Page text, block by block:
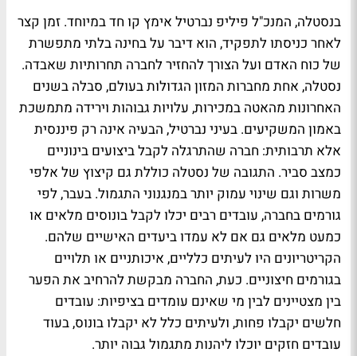
בנסטלה, המנכ"ל פיליפ נברטיל אימץ קו חד במיוחד. זמן קצר
לאחר כניסתו לתפקיד, הוא דיבר על בחינה בלתי מתפשרת
של כוח האדם ועל הצורך להחזיר לחברה תחרותיות שאבדה.
נסטלה, אחת מחברות המזון הגדולות בעולם, סבלה בשנים
האחרונות מהאטה במכירות, עלויות גבוהות וירידה מתמשכת
באמון המשקיעים. בעיני נברטיל, הבעיה אינה רק פיננסית
אלא תרבותית: חברה שהתרגלה לקבל ביצועים בינוניים
כמצב סביר. התגובה של נסטלה כוללת גם קיצוץ של אלפי
משרות וגם שינוי עמוק יותר במנגנוני התגמול. בעבר, לפי
גורמים בחברה, עובדים רבים יכלו לקבל בונוסים מלאים או
כמעט מלאים גם אם לא עמדו ביעדים האישיים שלהם.
הקריטריונים היו לעיתים כלליים, איכותניים או תלויים
בגורמים חיצוניים. כעת, החברה מבקשת להרחיב את הפער
בין מצטיינים לבין מי שאינם עומדים בציפיות: עובדים
חלשים יקבלו פחות, ולעיתים כלל לא יקבלו בונוס, בעוד
עובדים חזקים יוכלו ליהנות מתגמול גבוה יותר.